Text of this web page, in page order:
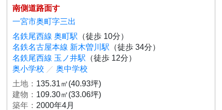
南側道路面す
一宮市奥町字三出
名鉄尾西線 奥町駅 （徒歩 10分）
名鉄名古屋本線 新木曽川駅 （徒歩 34分）
名鉄尾西線 玉ノ井駅 （徒歩 12分）
奥小学校 ／ 奥中学校
土地： 135.31㎡(40.93坪)
建物： 109.30㎡(33.06坪)
築年： 2000年4月